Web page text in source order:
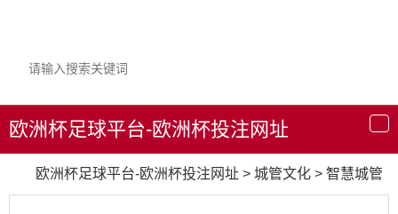
导
航
欧洲杯足球平台-欧洲杯投注网址
欧洲杯足球平台-欧洲杯投注网址 > 城管文化 > 智慧城管